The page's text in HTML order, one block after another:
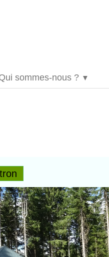
sommes-nous ? ▼